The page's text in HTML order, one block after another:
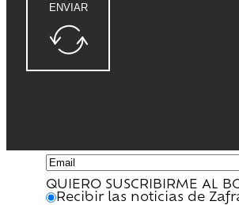
ENVIAR
QUIERO SUSCRIBIRME AL
Recibir las noticias de